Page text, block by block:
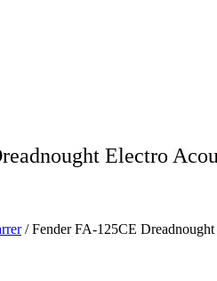
Electro
/ Fender FA-125CE